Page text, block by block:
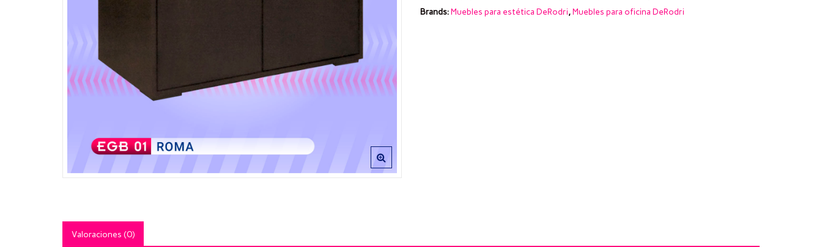
Brands:Muebles para estética DeRodri,Muebles para oficina DeRodri
Valoraciones (0)